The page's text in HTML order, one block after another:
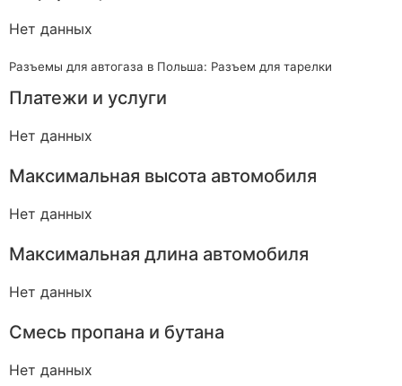
Нет данных
Разъемы для автогаза в Польша: Разъем для тарелки
Платежи и услуги
Нет данных
Максимальная высота автомобиля
Нет данных
Максимальная длина автомобиля
Нет данных
Смесь пропана и бутана
Нет данных